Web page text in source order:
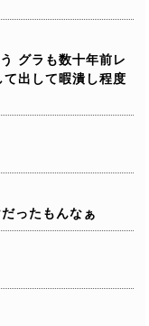
グラも数十年前レ
て出して暇潰し程度
ったもんなぁ